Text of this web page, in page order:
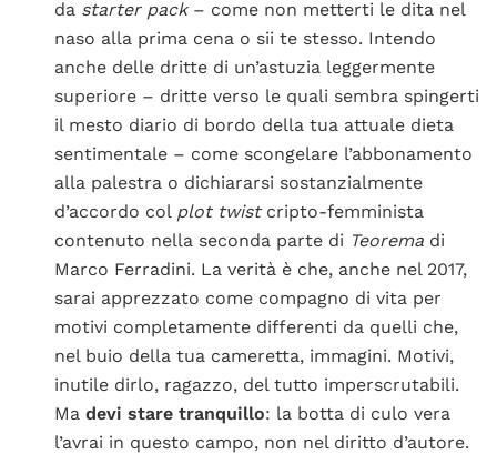
da starter pack– come non metterti le dita nel
naso alla prima cena o sii te stesso. Intendo
anche delle dritte di un’astuzia leggermente
superiore – dritte verso le quali sembra spingerti
il mesto diario di bordo della tua attuale dieta
sentimentale – come scongelare l’abbonamento
alla palestra o dichiararsi sostanzialmente
d’accordo col plot twist cripto-femminista
contenuto nella seconda parte di Teorema di
Marco Ferradini. La verità è che, anche nel 2017,
sarai apprezzato come compagno di vita per
motivi completamente differenti da quelli che,
nel buio della tua cameretta, immagini. Motivi,
inutile dirlo, ragazzo, del tutto imperscrutabili.
Madevi stare tranquillo: la botta di culo vera
l’avrai in questo campo, non nel diritto d’autore.